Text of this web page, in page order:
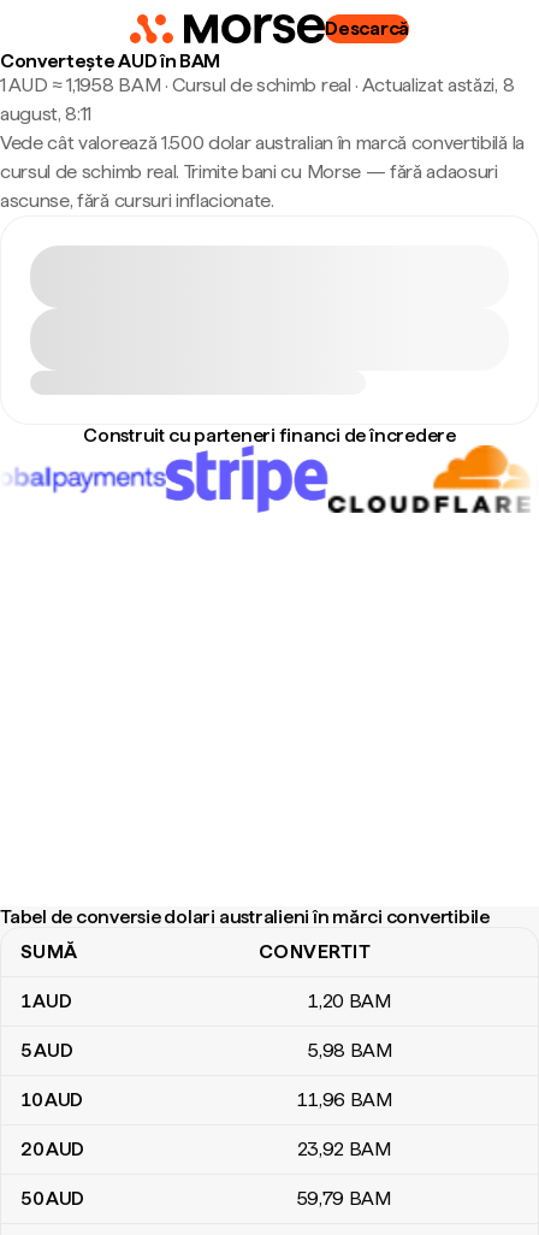
Descarcă
Convertește AUD în BAM
1 AUD ≈ 1,1958 BAM · Cursul de schimb real · Actualizat astăzi, 8
august, 8:11
Vede cât valorează 1.500 dolar australian în marcă convertibilă la
cursul de schimb real. Trimite bani cu Morse — fără adaosuri
ascunse, fără cursuri inflacionate.
Construit cu parteneri financi de încredere
Tabel de conversie dolari australieni în mărci convertibile
Tabel de conversie dolari australieni în mărci convertibile
SUMĂ CONVERTIT
1AUD 1,20 BAM
5AUD 5,98 BAM
10AUD 11,96 BAM
20AUD 23,92 BAM
50AUD 59,79 BAM